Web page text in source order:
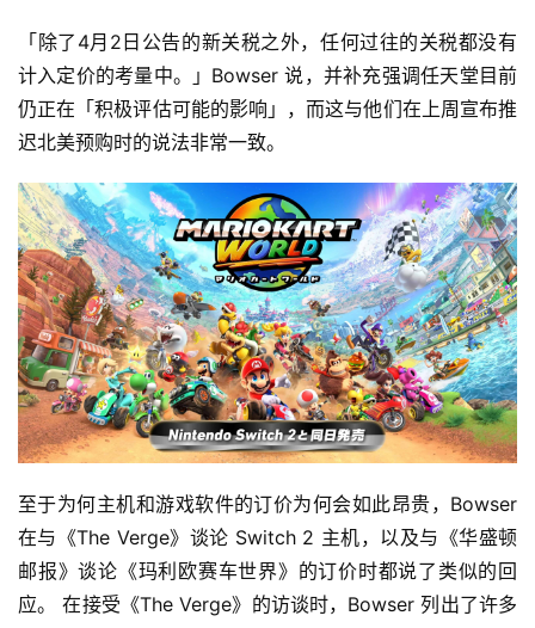
「除了4月2日公告的新关税之外，任何过往的关税都没有
计入定价的考量中。」Bowser 说，并补充强调任天堂目前
仍正在「积极评估可能的影响」，而这与他们在上周宣布推
迟北美预购时的说法非常一致。
至于为何主机和游戏软件的订价为何会如此昂贵，Bowser
在与《The Verge》谈论 Switch 2 主机，以及与《华盛顿
邮报》谈论《玛利欧赛车世界》的订价时都说了类似的回
应。 在接受《The Verge》的访谈时，Bowser 列出了许多